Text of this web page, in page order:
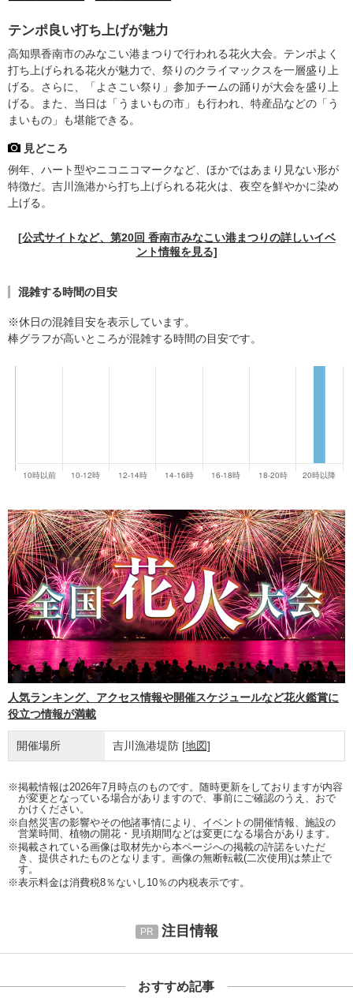
テンポ良い打ち上げが魅力
高知県香南市のみなこい港まつりで行われる花火大会。テンポよく
打ち上げられる花火が魅力で、祭りのクライマックスを一層盛り上
げる。さらに、「よさこい祭り」参加チームの踊りが大会を盛り上
げる。また、当日は「うまいもの市」も行われ、特産品などの「う
まいもの」も堪能できる。
見どころ
例年、ハート型やニコニコマークなど、ほかではあまり見ない形が
特徴だ。吉川漁港から打ち上げられる花火は、夜空を鮮やかに染め
上げる。
[公式サイトなど、第20回 香南市みなこい港まつりの詳しいイベ
ント情報を見る]
混雑する時間の目安
※休日の混雑目安を表示しています。
棒グラフが高いところが混雑する時間の目安です。
人気ランキング、アクセス情報や開催スケジュールなど花火鑑賞に
役立つ情報が満載
開催場所 吉川漁港堤防 [地図]
※掲載情報は2026年7月時点のものです。随時更新をしておりますが内容
が変更となっている場合がありますので、事前にご確認のうえ、おで
かけください。
※自然災害の影響やその他諸事情により、イベントの開催情報、施設の
営業時間、植物の開花・見頃期間などは変更になる場合があります。
※掲載されている画像は取材先から本ページへの掲載の許諾をいただ
き、提供されたものとなります。画像の無断転載(二次使用)は禁止で
す。
※表示料金は消費税8％ないし10％の内税表示です。
注目情報
おすすめ記事